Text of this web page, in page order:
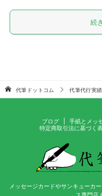
続
代筆ドットコム 代筆代行実績
ブログ
手紙とメッ
特定商取引法に基づく
メッセージカードやサンキューカ
ス専門店